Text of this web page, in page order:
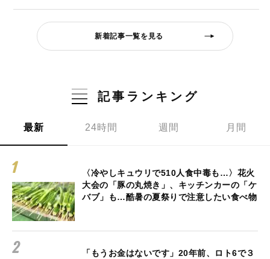
新着記事一覧を見る
記事ランキング
最新 24時間 週間 月間
〈冷やしキュウリで510人食中毒も…〉花火
大会の「豚の丸焼き」、キッチンカーの「ケ
バブ」も…酷暑の夏祭りで注意したい食べ物
「もうお金はないです」20年前、ロト6で３